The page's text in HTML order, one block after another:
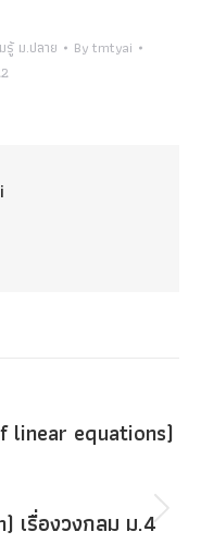
รู้ ม.ปลาย Bytmtyai
linear equations)
เรื่องวงกลม ม.4